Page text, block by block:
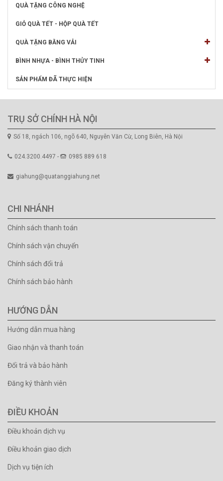
QUÀ TẶNG CÔNG NGHỆ
GIỎ QUÀ TẾT - HỘP QUÀ TẾT
QUÀ TẶNG BẰNG VẢI
BÌNH NHỰA - BÌNH THỦY TINH
SẢN PHẨM ĐÃ THỰC HIỆN
TRỤ SỞ CHÍNH HÀ NỘI
Số 18, ngách 106, ngõ 640, Nguyễn Văn Cừ, Long Biên, Hà Nội
024.3200.4497 - 0985 889 618
giahung@quatanggiahung.net
CHI NHÁNH
Chính sách thanh toán
Chính sách vận chuyển
Chính sách đổi trả
Chính sách bảo hành
HƯỚNG DẪN
Hướng dẫn mua hàng
Giao nhận và thanh toán
Đổi trả và bảo hành
Đăng ký thành viên
ĐIỀU KHOẢN
Điều khoản dịch vụ
Điều khoản giao dịch
Dịch vụ tiện ích